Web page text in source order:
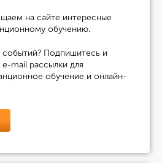
на сайте интересные
обучению.
событий? Подпишитесь и
mail рассылки для
обучение и онлайн-